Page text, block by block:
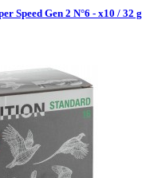
Speed Gen 2 N°6 - x10 / 32 g